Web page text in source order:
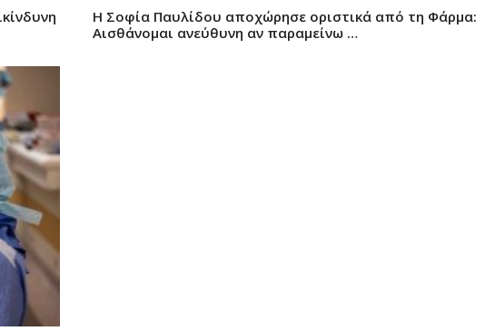
Η Σοφία Παυλίδου αποχώρησε οριστικά από τη Φάρμα:
Αισθάνομαι ανεύθυνη αν παραμείνω …